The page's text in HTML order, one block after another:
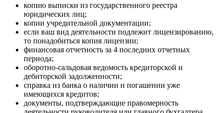
копию выписки из государственного реестра
юридических лиц;
копии учредительной документации;
если ваш вид деятельности подлежит лицензированию,
то понадобиться копия лицензии;
финансовая отчетность за 4 последних отчетных
периода;
оборотно-сальдовая ведомость кредиторской и
дебиторской задолженности;
справка из банка о наличии и погашении уже
имеющихся кредитов;
документы, подтверждающие правомерность